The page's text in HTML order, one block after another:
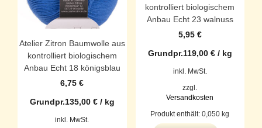
Atelier Zitron Baumwolle aus
kontrolliert biologischem
Anbau Echt 18 königsblau
6,75€
Grundpr.135,00 €/ kg
inkl. MwSt.
kontrolliert biologischem
Anbau Echt 23 walnuss
5,95 €
Grundpr.119,00 €/ kg
inkl. MwSt.
zzgl.
Versandkosten
Produkt enthält: 0,050 kg